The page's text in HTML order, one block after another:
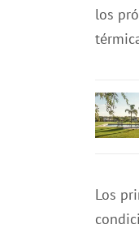
los
Los